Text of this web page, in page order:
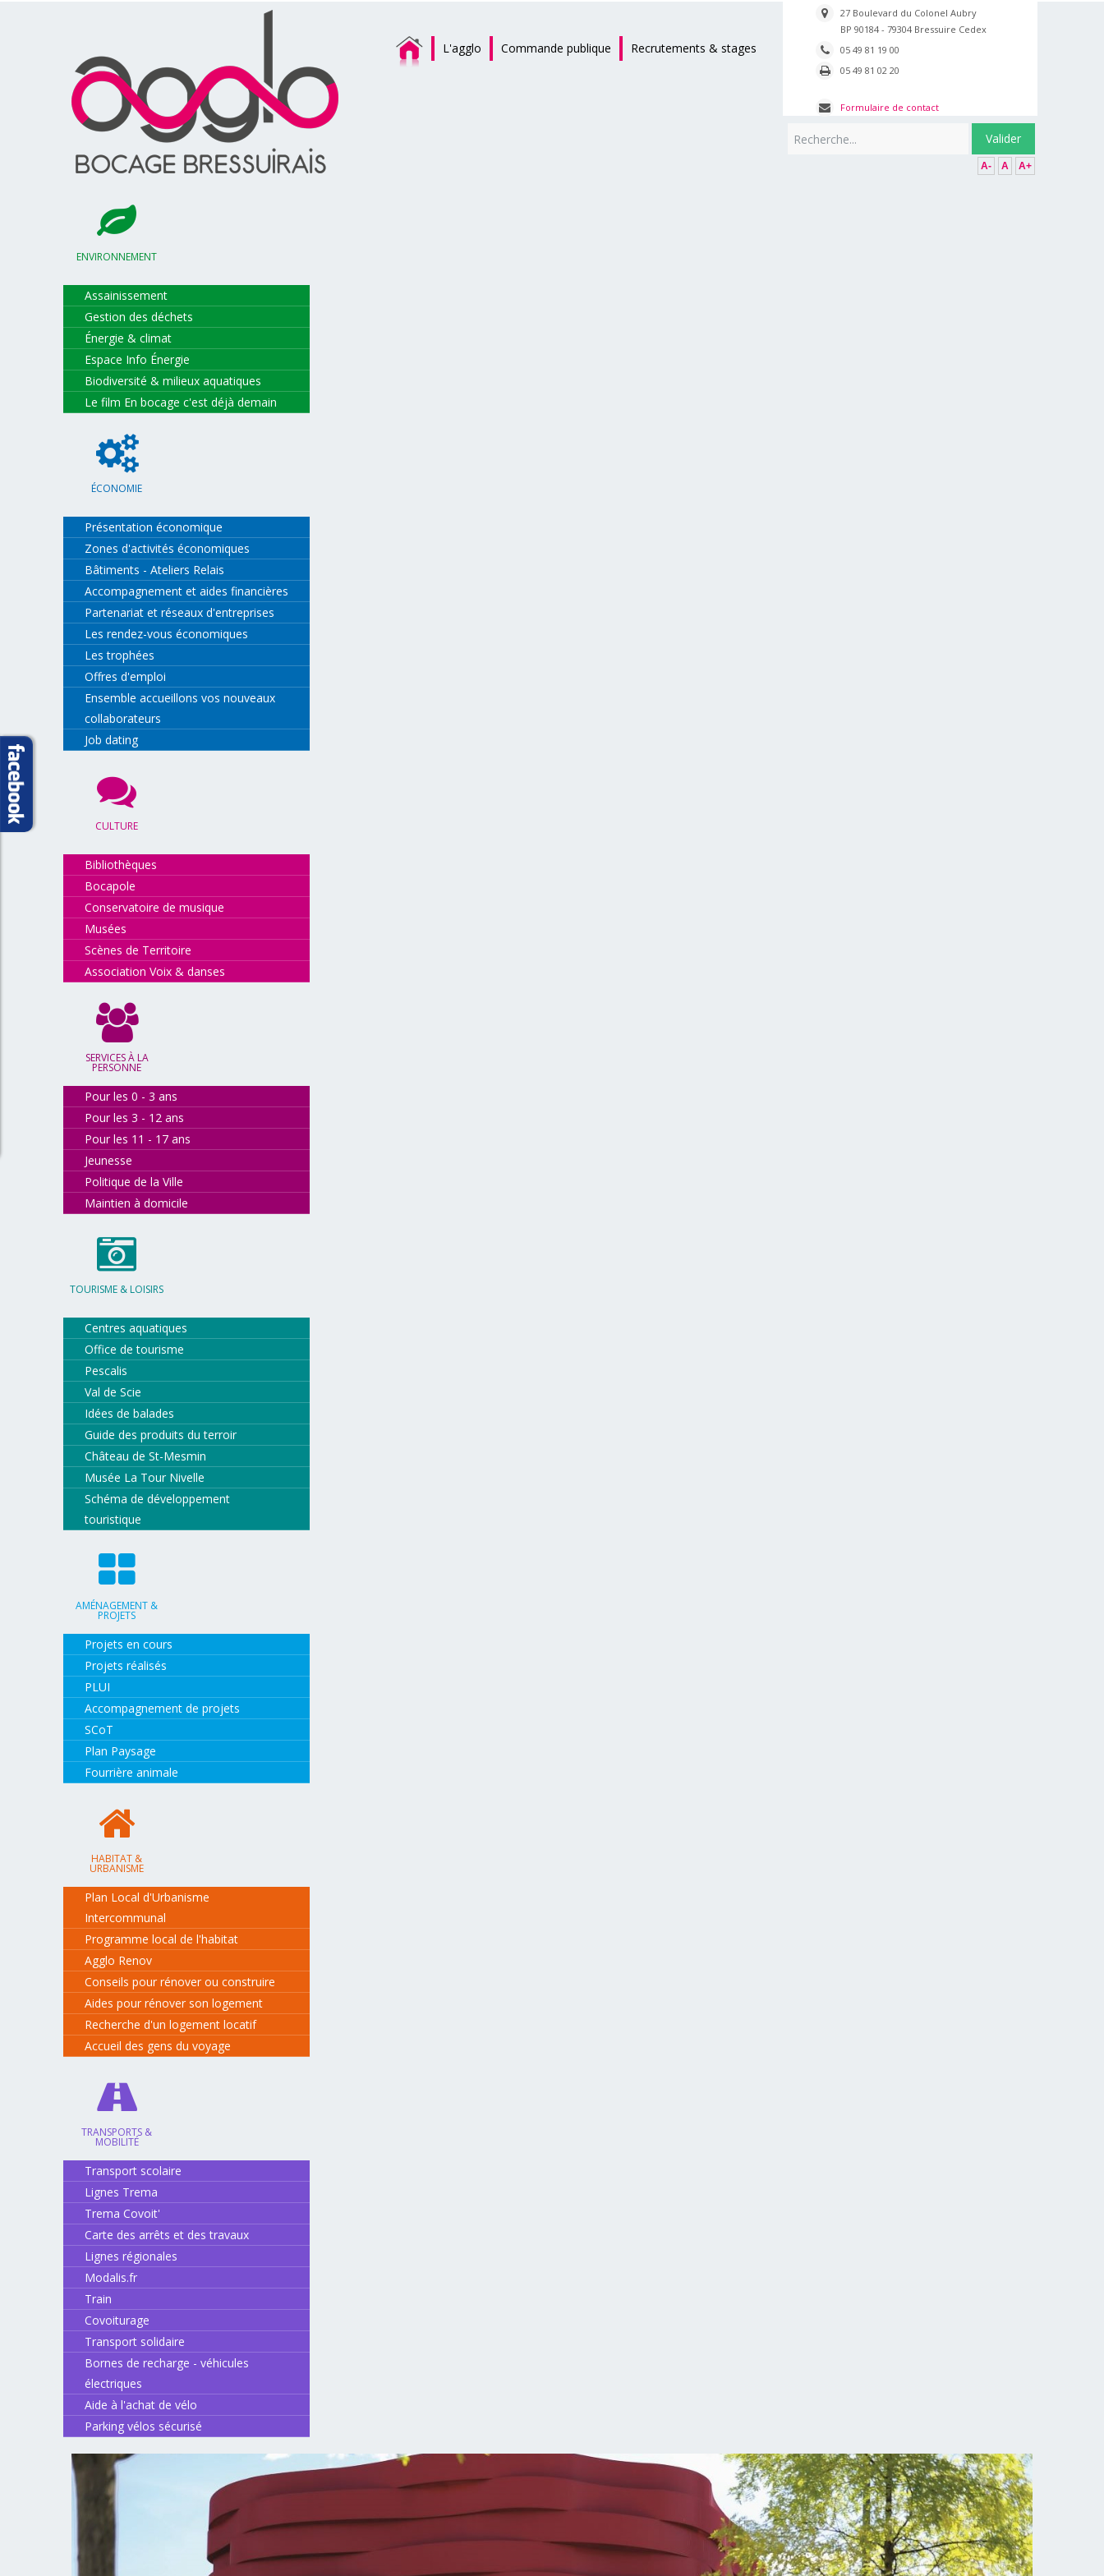
A- A A+
Valider
27 Boulevard du Colonel Aubry
BP 90184 - 79304 Bressuire Cedex
05 49 81 19 00
05 49 81 02 20
Formulaire de contact
L'agglo Commande publique Recrutements & stages
ENVIRONNEMENT
Assainissement
Gestion des déchets
Énergie & climat
Espace Info Énergie
Biodiversité & milieux aquatiques
Le film En bocage c'est déjà demain
ÉCONOMIE
Présentation économique
Zones d'activités économiques
Bâtiments - Ateliers Relais
Accompagnement et aides financières
Partenariat et réseaux d'entreprises
Les rendez-vous économiques
Les trophées
Offres d'emploi
Ensemble accueillons vos nouveaux
collaborateurs
Job dating
CULTURE
Bibliothèques
Bocapole
Conservatoire de musique
Musées
Scènes de Territoire
Association Voix & danses
SERVICES À LA
PERSONNE
Pour les 0 - 3 ans
Pour les 3 - 12 ans
Pour les 11 - 17 ans
Jeunesse
Politique de la Ville
Maintien à domicile
TOURISME & LOISIRS
Centres aquatiques
Office de tourisme
Pescalis
Val de Scie
Idées de balades
Guide des produits du terroir
Château de St-Mesmin
Musée La Tour Nivelle
Schéma de développement
touristique
AMÉNAGEMENT &
PROJETS
Projets en cours
Projets réalisés
PLUI
Accompagnement de projets
SCoT
Plan Paysage
Fourrière animale
HABITAT &
URBANISME
Plan Local d'Urbanisme
Intercommunal
Programme local de l'habitat
Agglo Renov
Conseils pour rénover ou construire
Aides pour rénover son logement
Recherche d'un logement locatif
Accueil des gens du voyage
TRANSPORTS &
MOBILITÉ
Transport scolaire
Lignes Trema
Trema Covoit'
Carte des arrêts et des travaux
Lignes régionales
Modalis.fr
Train
Covoiturage
Transport solidaire
Bornes de recharge - véhicules
électriques
Aide à l'achat de vélo
Parking vélos sécurisé